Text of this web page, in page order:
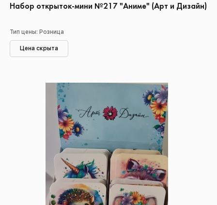
Набор открыток-мини №217 "Аниме" (Арт и Дизайн)
Тип цены: Розница
Цена скрыта